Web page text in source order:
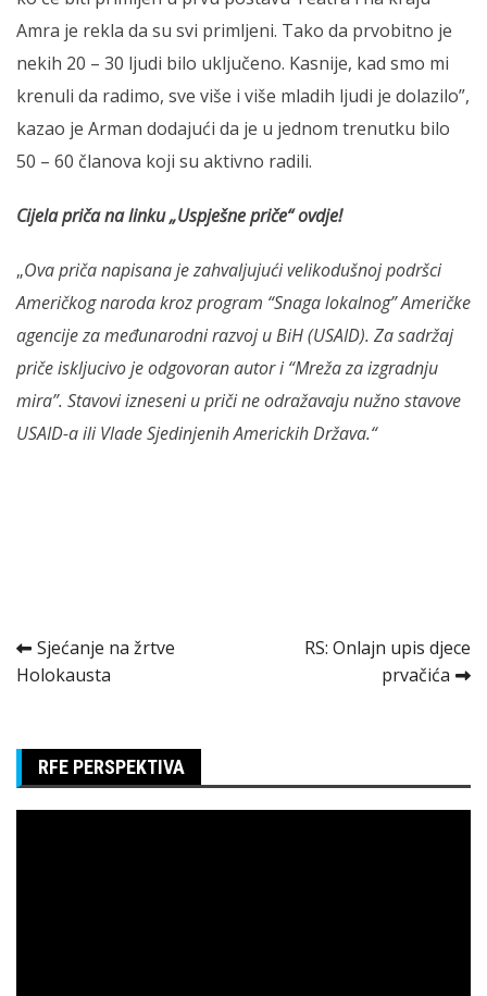
Amra je rekla da su svi primljeni. Tako da prvobitno je
nekih 20 – 30 ljudi bilo uključeno. Kasnije, kad smo mi
krenuli da radimo, sve više i više mladih ljudi je dolazilo”,
kazao je Arman dodajući da je u jednom trenutku bilo
50 – 60 članova koji su aktivno radili.
Cijela priča na linku „Uspješne priče“ ovdje!
„Ova priča napisana je zahvaljujući velikodušnoj podršci
Američkog naroda kroz program “Snaga lokalnog” Američke
agencije za međunarodni razvoj u BiH (USAID). Za sadržaj
priče iskljucivo je odgovoran autor i “Mreža za izgradnju
mira”. Stavovi izneseni u priči ne odražavaju nužno stavove
USAID-a ili Vlade Sjedinjenih Americkih Država.“
Kretanje
članka
Sjećanje na žrtve
Holokausta
RS: Onlajn upis djece
prvačića
RFE PERSPEKTIVA